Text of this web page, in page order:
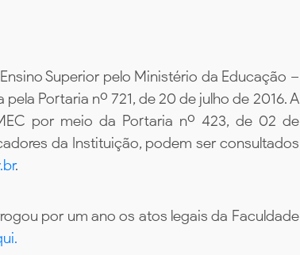
Superior pelo Ministério da Educação –
Portaria nº 721, de 20 de julho de 2016. A
por meio da Portaria nº 423, de 02 de
da Instituição, podem ser consultados
.
por um ano os atos legais da Faculdade